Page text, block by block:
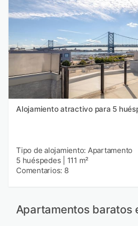
Alojamiento atractivo para 5
Tipo de alojamiento: Apartamento
5 huéspedes
111 m²
Comentarios: 8
Apartamentos baratos